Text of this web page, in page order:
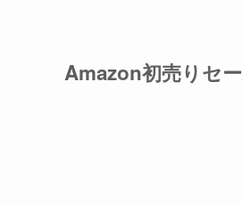
Amazon初売りセ